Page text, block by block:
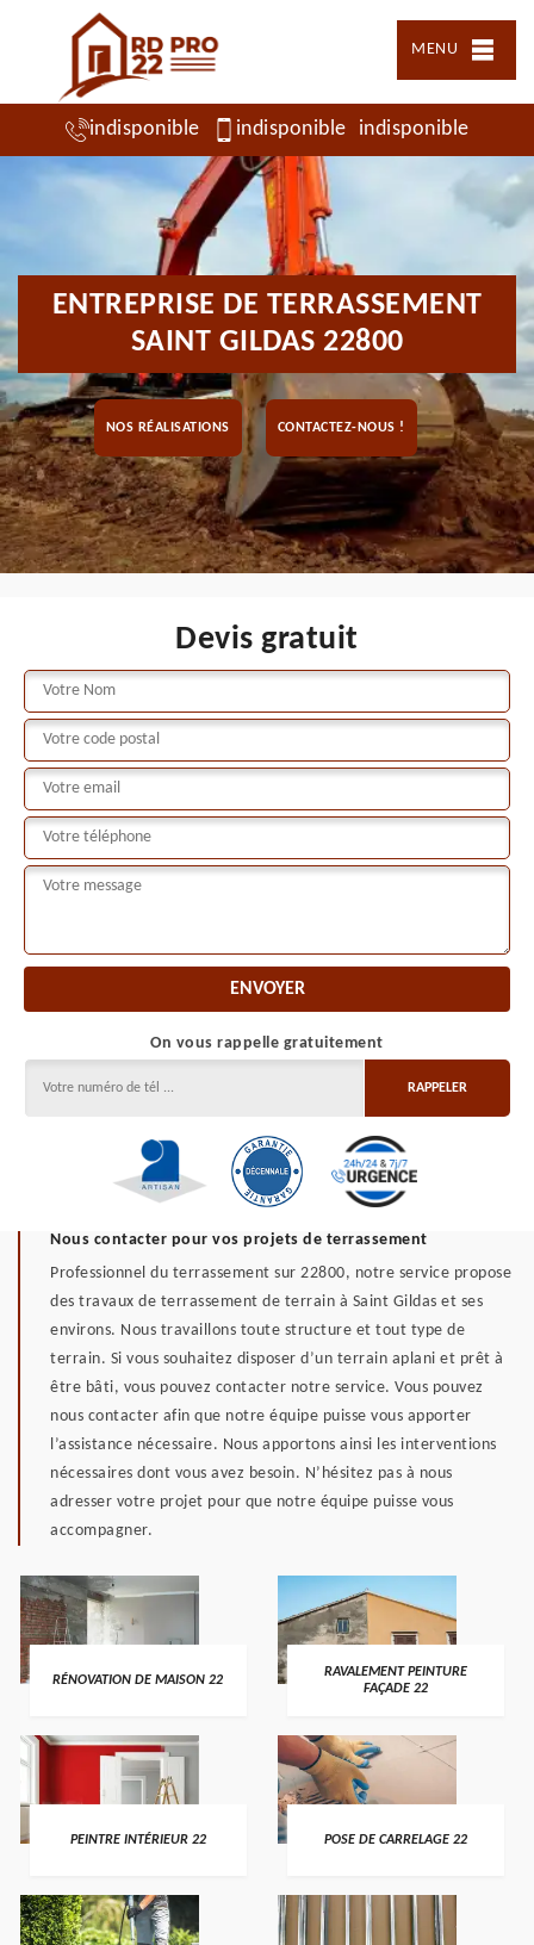
MENU
indisponible indisponible indisponible
ENTREPRISE DE TERRASSEMENT
SAINT GILDAS 22800
NOS RÉALISATIONS CONTACTEZ-NOUS !
Devis gratuit
On vous rappelle gratuitement
Nous contacter pour vos projets de terrassement
Professionnel du terrassement sur 22800, notre service propose
des travaux de terrassement de terrain à Saint Gildas et ses
environs. Nous travaillons toute structure et tout type de
terrain. Si vous souhaitez disposer d’un terrain aplani et prêt à
être bâti, vous pouvez contacter notre service. Vous pouvez
nous contacter afin que notre équipe puisse vous apporter
l’assistance nécessaire. Nous apportons ainsi les interventions
nécessaires dont vous avez besoin. N’hésitez pas à nous
adresser votre projet pour que notre équipe puisse vous
accompagner.
RÉNOVATION DE MAISON 22
RAVALEMENT PEINTURE
FAÇADE 22
PEINTRE INTÉRIEUR 22 POSE DE CARRELAGE 22